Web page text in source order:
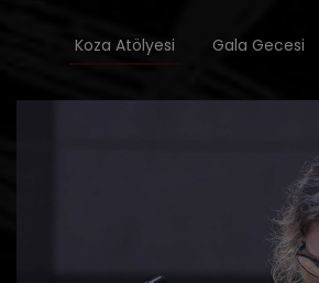
Koza Atölyesi Gala Gecesi